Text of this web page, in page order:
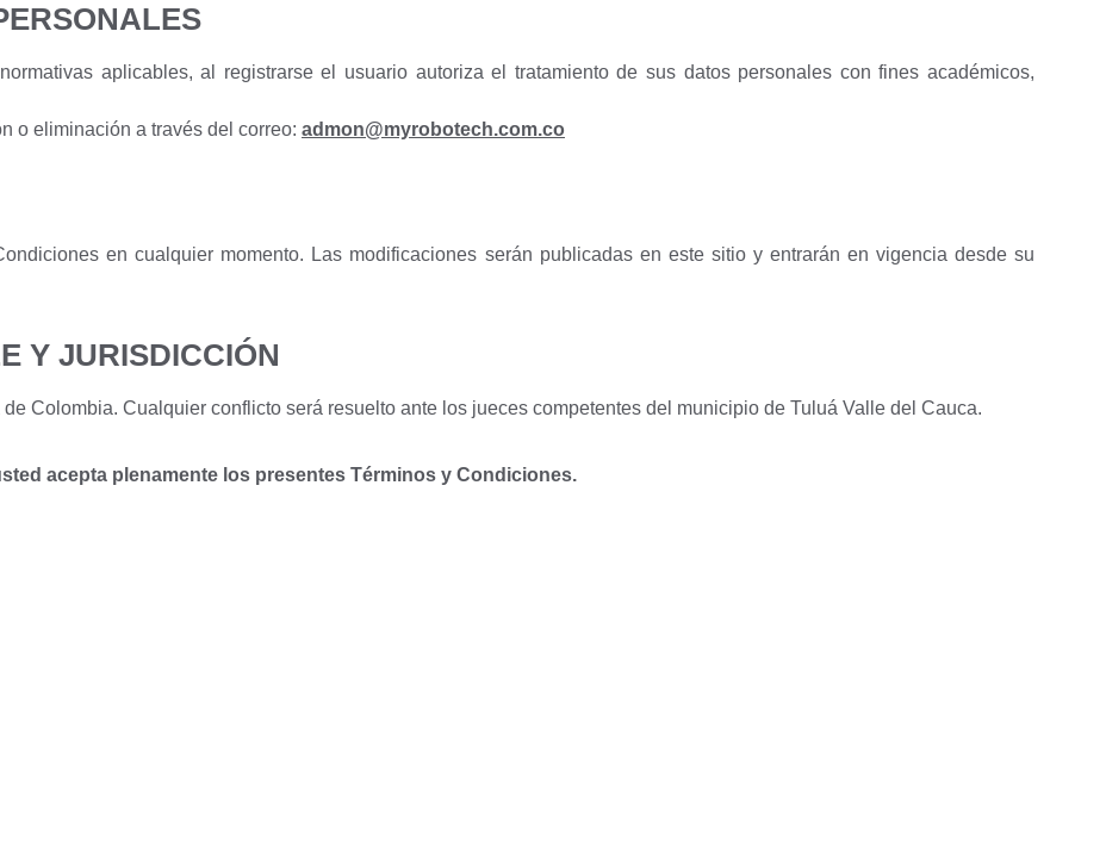
aplicables, al registrarse el usuario autoriza el tratamiento de sus datos personales con fines académicos,
o eliminación a través del correo: admon@myrobotech.com.co
en cualquier momento. Las modificaciones serán publicadas en este sitio y entrarán en vigencia desde su
Y JURISDICCIÓN
Colombia. Cualquier conflicto será resuelto ante los jueces competentes del municipio de Tuluá Valle del Cauca.
acepta plenamente los presentes Términos y Condiciones.